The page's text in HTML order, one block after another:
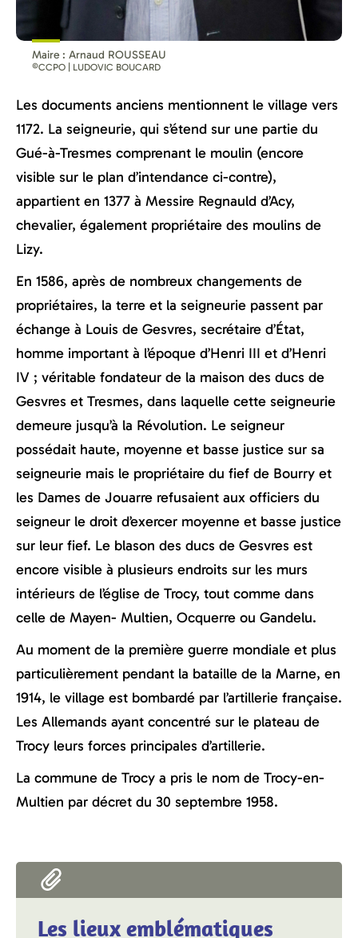
Maire : Arnaud ROUSSEAU
©CCPO | LUDOVIC BOUCARD
Les documents anciens mentionnent le village vers
1172. La seigneurie, qui s’étend sur une partie du
Gué-à-Tresmes comprenant le moulin (encore
visible sur le plan d’intendance ci-contre),
appartient en 1377 à Messire Regnauld d’Acy,
chevalier, également propriétaire des moulins de
Lizy.
En 1586, après de nombreux changements de
propriétaires, la terre et la seigneurie passent par
échange à Louis de Gesvres, secrétaire d’État,
homme important à l’époque d’Henri III et d’Henri
IV ; véritable fondateur de la maison des ducs de
Gesvres et Tresmes, dans laquelle cette seigneurie
demeure jusqu’à la Révolution. Le seigneur
possédait haute, moyenne et basse justice sur sa
seigneurie mais le propriétaire du fief de Bourry et
les Dames de Jouarre refusaient aux officiers du
seigneur le droit d’exercer moyenne et basse justice
sur leur fief. Le blason des ducs de Gesvres est
encore visible à plusieurs endroits sur les murs
intérieurs de l’église de Trocy, tout comme dans
celle de Mayen- Multien, Ocquerre ou Gandelu.
Au moment de la première guerre mondiale et plus
particulièrement pendant la bataille de la Marne, en
1914, le village est bombardé par l’artillerie française.
Les Allemands ayant concentré sur le plateau de
Trocy leurs forces principales d’artillerie.
La commune de Trocy a pris le nom de Trocy-en-
Multien par décret du 30 septembre 1958.
Les lieux emblématiques